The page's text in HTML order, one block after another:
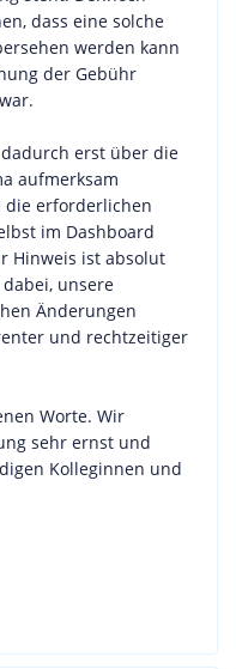
dass eine solche
werden kann
der Gebühr
erst über die
aufmerksam
die erforderlichen
im Dashboard
Hinweis ist absolut
unsere
Änderungen
und rechtzeitiger
Worte. Wir
sehr ernst und
Kolleginnen und